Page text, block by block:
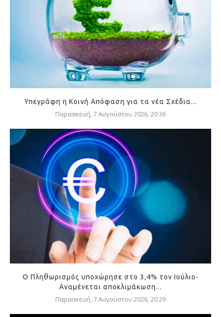
Υπεγράφη η Κοινή Απόφαση για τα νέα Σχέδια...
Παρασκευή, 7 Αυγούστου 2026, 20:36
Ο Πληθωρισμός υποχώρησε στο 3,4% τον Ιούλιο-
Αναμένεται αποκλιμάκωση...
Παρασκευή, 7 Αυγούστου 2026, 20:29